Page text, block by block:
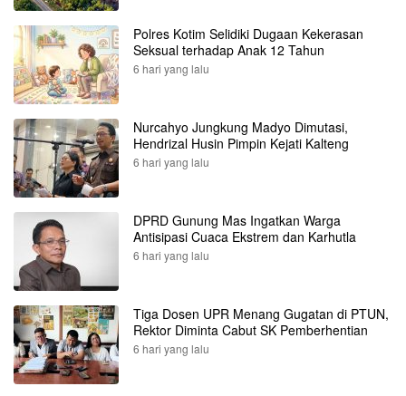
Polres Kotim Selidiki Dugaan Kekerasan
Seksual terhadap Anak 12 Tahun
6 hari yang lalu
Nurcahyo Jungkung Madyo Dimutasi,
Hendrizal Husin Pimpin Kejati Kalteng
6 hari yang lalu
DPRD Gunung Mas Ingatkan Warga
Antisipasi Cuaca Ekstrem dan Karhutla
6 hari yang lalu
Tiga Dosen UPR Menang Gugatan di PTUN,
Rektor Diminta Cabut SK Pemberhentian
6 hari yang lalu